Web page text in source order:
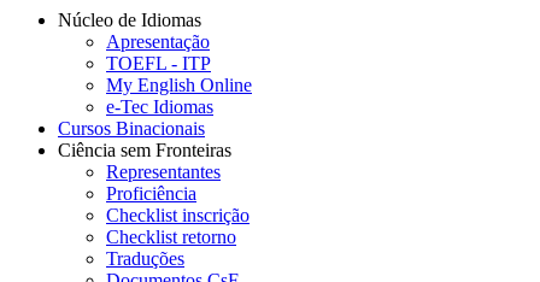
Núcleo de Idiomas
Apresentação
TOEFL - ITP
My English Online
e-Tec Idiomas
Cursos Binacionais
Ciência sem Fronteiras
Representantes
Proficiência
Checklist inscrição
Checklist retorno
Traduções